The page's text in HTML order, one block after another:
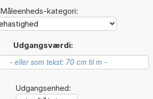
Måleenheds-kategori:
Udgangsværdi:
Udgangsenhed: